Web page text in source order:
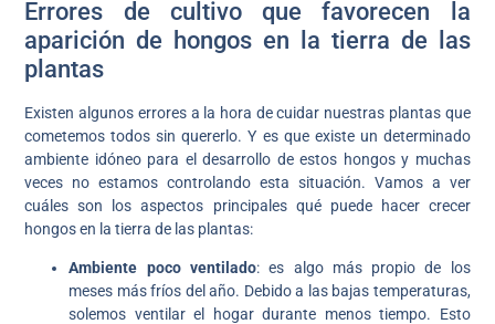
Errores de cultivo que favorecen la
aparición de hongos en la tierra de las
plantas
Existen algunos errores a la hora de cuidar nuestras plantas que
cometemos todos sin quererlo. Y es que existe un determinado
ambiente idóneo para el desarrollo de estos hongos y muchas
veces no estamos controlando esta situación. Vamos a ver
cuáles son los aspectos principales qué puede hacer crecer
hongos en la tierra de las plantas:
Ambiente poco ventilado: es algo más propio de los
meses más fríos del año. Debido a las bajas temperaturas,
solemos ventilar el hogar durante menos tiempo. Esto